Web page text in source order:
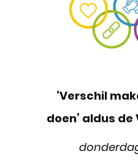
‘Verschil
doen’ aldus